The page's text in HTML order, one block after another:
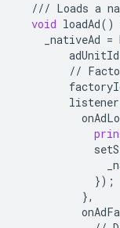
/// Loads a
void loadAd()
_nativeAd =
adUnitId
//
listener
});
},